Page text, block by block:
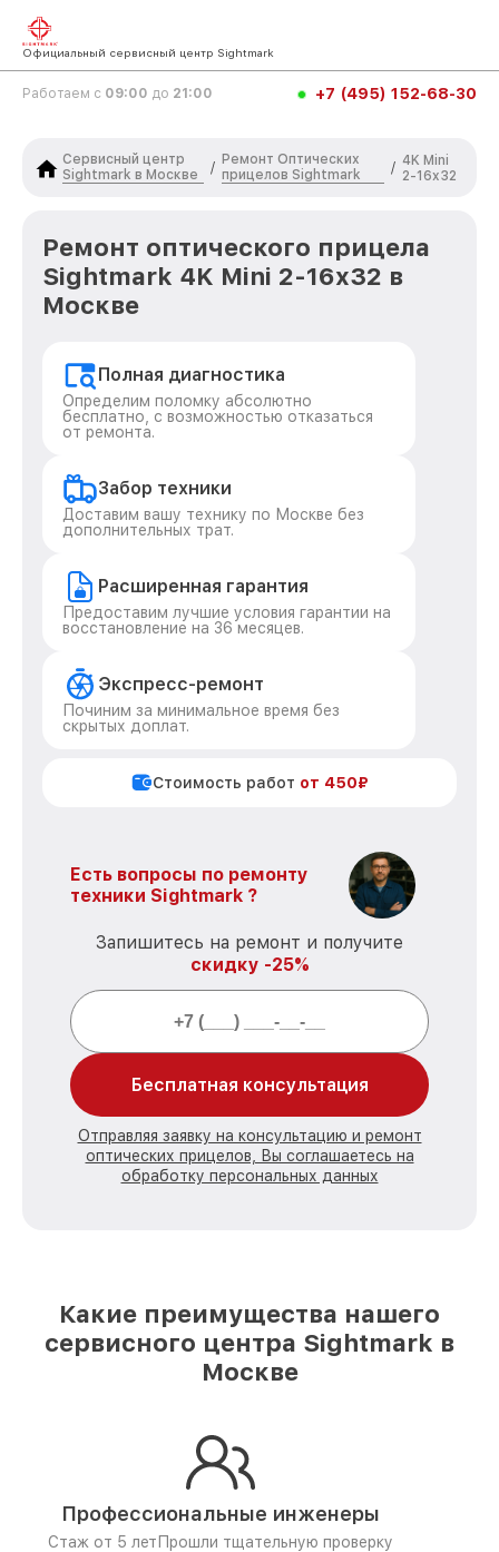
Официальный сервисный центр Sightmark
Работаем с 09:00 до 21:00 +7 (495) 152-68-30
Сервисный центр
Sightmark в Москве
/
Ремонт Оптических
прицелов Sightmark
/ 4K Mini
2-16x32
Ремонт оптического прицела
Sightmark 4K Mini 2-16x32 в
Москве
Полная диагностика
Определим поломку абсолютно
бесплатно, с возможностью отказаться
от ремонта.
Забор техники
Доставим вашу технику по Москве без
дополнительных трат.
Расширенная гарантия
Предоставим лучшие условия гарантии на
восстановление на 36 месяцев.
Экспресс-ремонт
Починим за минимальное время без
скрытых доплат.
Стоимость работ от 450₽
Есть вопросы по ремонту
техники Sightmark ?
Запишитесь на ремонт и получите
скидку -25%
Бесплатная консультация
Отправляя заявку на консультацию и ремонт
оптических прицелов, Вы соглашаетесь на
обработку персональных данных
Какие преимущества нашего
сервисного центра Sightmark в
Москве
Профессиональные инженеры
Стаж от 5 лет Прошли тщательную проверку